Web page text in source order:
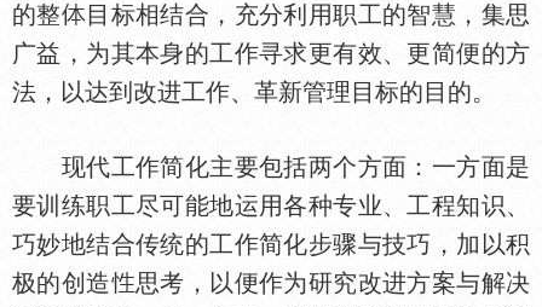
的整
目标相结合，充分利用职工的智慧，集思
广益，为其本身的工作寻求更有效、更简便的方
法，以达到改进工作、革新管理目标的目的。
现代工作简化主要包括两个方面：一方面是
要训练职工尽可能地运用各种专业、工程知识、
巧妙地结合传统的工作简化步骤与技巧，加以积
极的创造
思考，以便作为研究改进方案与解决